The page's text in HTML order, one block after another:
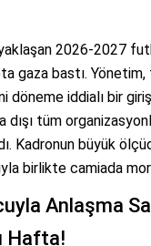
2026-2027
gaza bastı.
döneme iddialı bir
dışı tüm
Kadronun büyük
birlikte camiada
Anlaşma
Hafta!